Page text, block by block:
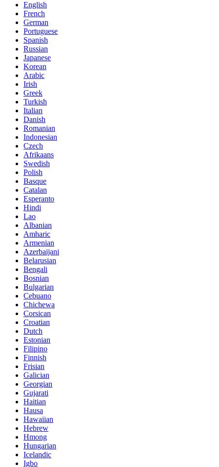
English
French
German
Portuguese
Spanish
Russian
Japanese
Korean
Arabic
Irish
Greek
Turkish
Italian
Danish
Romanian
Indonesian
Czech
Afrikaans
Swedish
Polish
Basque
Catalan
Esperanto
Hindi
Lao
Albanian
Amharic
Armenian
Azerbaijani
Belarusian
Bengali
Bosnian
Bulgarian
Cebuano
Chichewa
Corsican
Croatian
Dutch
Estonian
Filipino
Finnish
Frisian
Galician
Georgian
Gujarati
Haitian
Hausa
Hawaiian
Hebrew
Hmong
Hungarian
Icelandic
Igbo